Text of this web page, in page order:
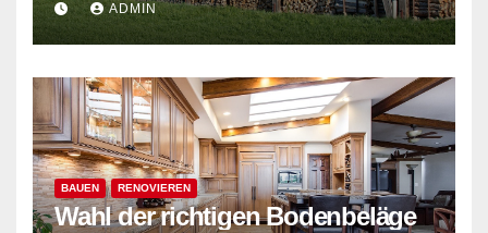
ADMIN
BAUEN RENOVIEREN
Wahl der richtigen Bodenbeläge